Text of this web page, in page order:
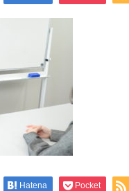
Hatena Pocket